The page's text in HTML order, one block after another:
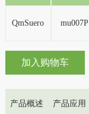
QmSuero mu007P
加入购物车
产品概述 产品应用